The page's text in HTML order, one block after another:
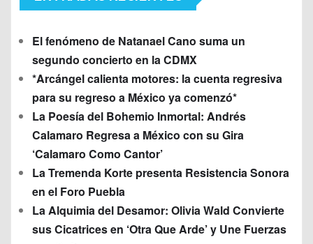
El fenómeno de Natanael Cano suma un
segundo concierto en la CDMX
*Arcángel calienta motores: la cuenta regresiva
para su regreso a México ya comenzó*
La Poesía del Bohemio Inmortal: Andrés
Calamaro Regresa a México con su Gira
‘Calamaro Como Cantor’
La Tremenda Korte presenta Resistencia Sonora
en el Foro Puebla
La Alquimia del Desamor: Olivia Wald Convierte
sus Cicatrices en ‘Otra Que Arde’ y Une Fuerzas